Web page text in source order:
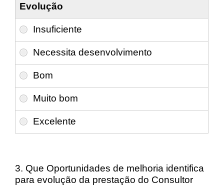
Evolução
3. Que Oportunidades de melhoria identifica
para evolução da prestação do Consultor